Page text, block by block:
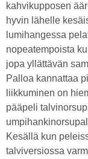
kahvikupposen
hyvin lähelle
lumihangessa
nopeatempoista
jopa yllättävän
Palloa kannattaa
liikkuminen on
pääpeli
Kesällä kun
talviversiossa